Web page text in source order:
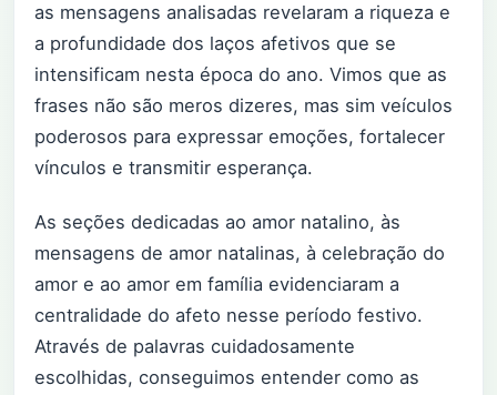
as mensagens analisadas revelaram a riqueza e
a profundidade dos laços afetivos que se
intensificam nesta época do ano. Vimos que as
frases não são meros dizeres, mas sim veículos
poderosos para expressar emoções, fortalecer
vínculos e transmitir esperança.
As seções dedicadas ao amor natalino, às
mensagens de amor natalinas, à celebração do
amor e ao amor em família evidenciaram a
centralidade do afeto nesse período festivo.
Através de palavras cuidadosamente
escolhidas, conseguimos entender como as